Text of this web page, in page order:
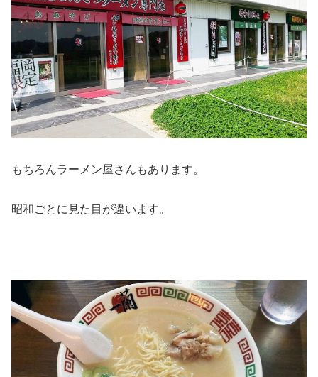
もちろんラーメン屋さんもあります。
昭和ごとに見た目が違います。